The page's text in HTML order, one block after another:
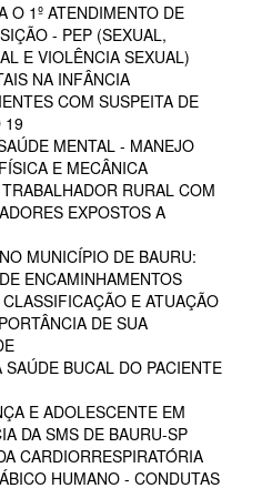
O 1º ATENDIMENTO DE
- PEP (SEXUAL,
E VIOLÊNCIA SEXUAL)
NA INFÂNCIA
COM SUSPEITA DE
19
MENTAL - MANEJO
E MECÂNICA
RURAL COM
EXPOSTOS A
MUNICÍPIO DE BAURU:
ENCAMINHAMENTOS
E ATUAÇÃO
DE SUA
BUCAL DO PACIENTE
E ADOLESCENTE EM
DA SMS DE BAURU-SP
CARDIORRESPIRATÓRIA
HUMANO - CONDUTAS